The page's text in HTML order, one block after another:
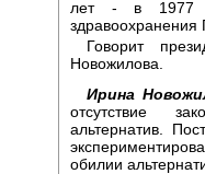
лет - в 1977
здравоохранения
Говорит
Новожилова.
Ирина
отсутствие
альтернатив.
обилии